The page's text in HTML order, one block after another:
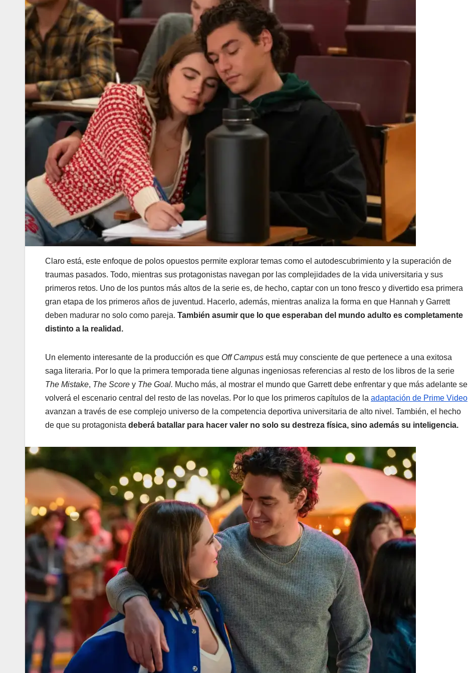
Claro está, este enfoque de polos opuestos permite explorar temas como el autodescubrimiento y la superación de
traumas pasados. Todo, mientras sus protagonistas navegan por las complejidades de la vida universitaria y sus
primeros retos. Uno de los puntos más altos de la serie es, de hecho, captar con un tono fresco y divertido esa primera
gran etapa de los primeros años de juventud. Hacerlo, además, mientras analiza la forma en que Hannah y Garrett
deben madurar no solo como pareja. También asumir que lo que esperaban del mundo adulto es completamente
distinto a la realidad.
Un elemento interesante de la producción es que Off Campus está muy consciente de que pertenece a una exitosa
saga literaria. Por lo que la primera temporada tiene algunas ingeniosas referencias al resto de los libros de la serie
The Mistake, The Score y The Goal. Mucho más, al mostrar el mundo que Garrett debe enfrentar y que más adelante se
volverá el escenario central del resto de las novelas. Por lo que los primeros capítulos de la adaptación de Prime Video
avanzan a través de ese complejo universo de la competencia deportiva universitaria de alto nivel. También, el hecho
de que su protagonista deberá batallar para hacer valer no solo su destreza física, sino además su inteligencia.